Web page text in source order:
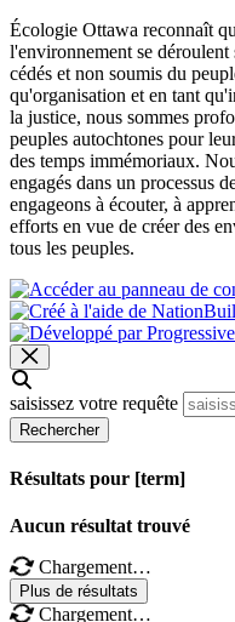
Écologie Ottawa reconnaît
l'environnement se
cédés et non soumis du
qu'organisation et en tant
la justice, nous sommes
peuples autochtones pour
des temps immémoriaux.
engagés dans un processus
engageons à écouter, à
efforts en vue de créer des
tous les peuples.
saisissez votre requête
Rechercher
Résultats pour [term]
Aucun résultat trouvé
Chargement…
Plus de résultats
Chargement…